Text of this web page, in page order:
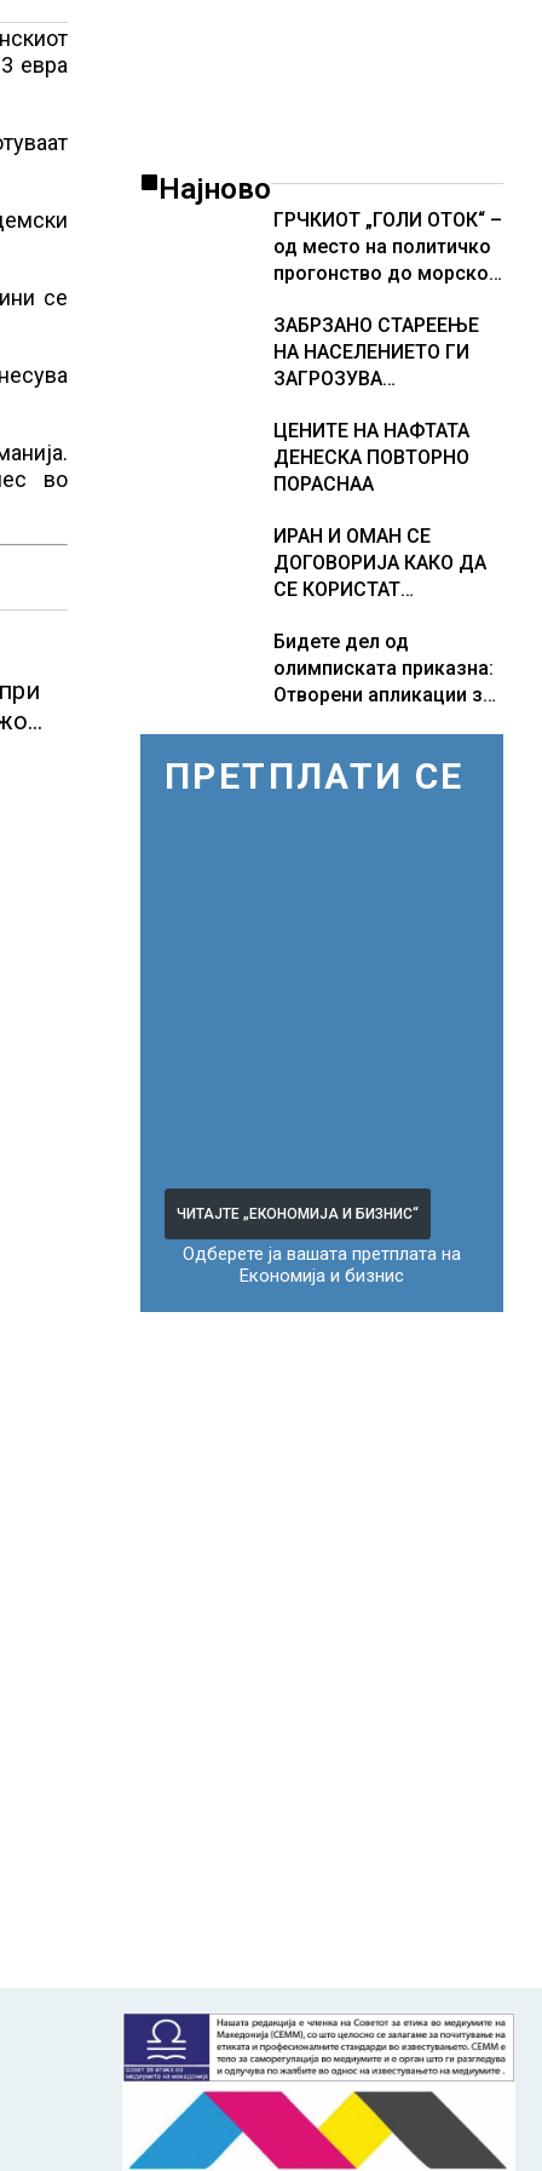
евра
се
во
Најново
ГРЧКИОТ „ГОЛИ ОТОК“ –
од место на политичко
прогонство до морско
ЗАБРЗАНО СТАРЕЕЊЕ
НА НАСЕЛЕНИЕТО ГИ
ЗАГРОЗУВА
ВО ЕВРОПА и
долгорочниот
економски раст
ЦЕНИТЕ НА НАФТАТА
ДЕНЕСКА ПОВТОРНО
ПОРАСНАА
ИРАН И ОМАН СЕ
ДОГОВОРИЈА КАКО ДА
СЕ КОРИСТАТ
КОРИДОРИ ЗА
БРОДОВИТЕ НИЗ
ОРМУСКАТА ТЕСНИНА
Бидете дел од
олимписката приказна:
Отворени апликации за
ПРЕТПЛАТИ СЕ
ЧИТАЈТЕ „ЕКОНОМИЈА И БИЗНИС“
Одберете ја вашата претплата на
Економија и бизнис